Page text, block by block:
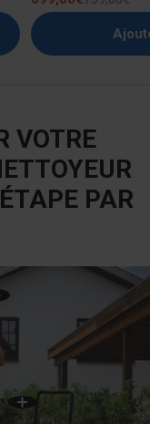
de
vente
normal
VOTRE
PAR